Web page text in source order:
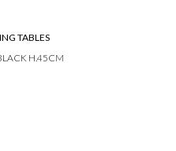
TABLES
H.45CM